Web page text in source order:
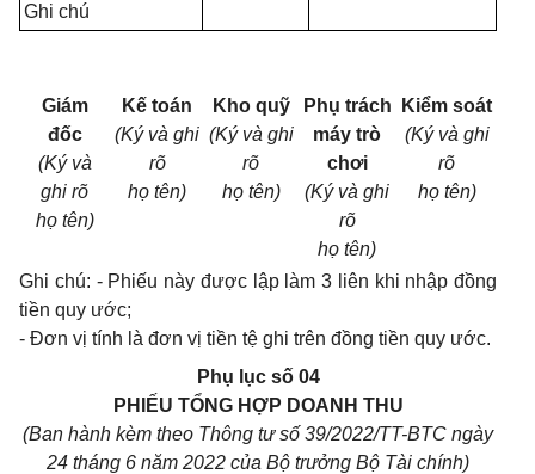
Ghi chú
Giám
đốc
(Ký và
ghi rõ
họ tên)
Kế toán
(Ký và ghi
rõ
họ tên)
Kho quỹ
(Ký và ghi
rõ
họ tên)
Phụ trách
máy trò
chơi
(Ký và ghi
rõ
họ tên)
Kiểm soát
(Ký và ghi
rõ
họ tên)
Ghi chú: - Phiếu này được lập làm 3 liên khi nhập đồng
tiền quy ước;
- Đơn vị tính là đơn vị tiền tệ ghi trên đồng tiền quy ước.
Phụ lục số 04
PHIẾU TỔNG HỢP DOANH THU
(Ban hành kèm theo Thông tư số 39/2022/TT-BTC ngày
24 tháng 6 năm 2022 của Bộ trưởng Bộ Tài chính)